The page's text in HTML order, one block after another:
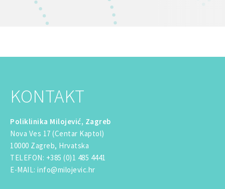
KONTAKT
Poliklinika Milojević, Zagreb
Nova Ves 17 (Centar Kaptol)
10000 Zagreb, Hrvatska
TELEFON: +385 (0)1 485 4441
E-MAIL: info@milojevic.hr